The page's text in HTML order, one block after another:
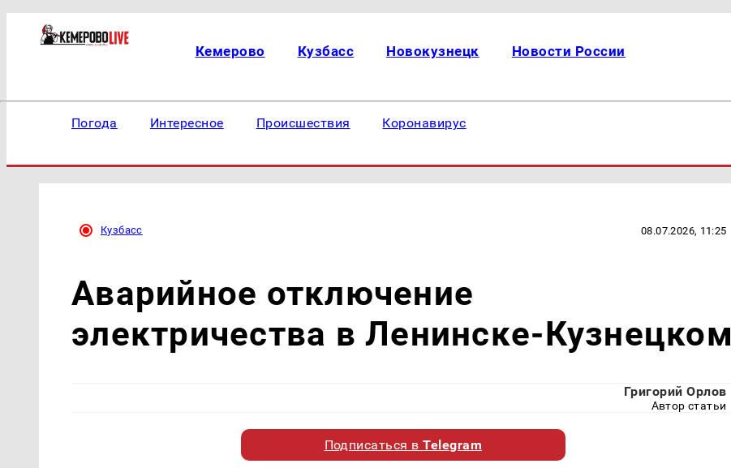
Кемерово Кузбасс Новокузнецк Новости России
Погода Интересное Происшествия Коронавирус
Кузбасс 08.07.2026, 11:25
Аварийное отключение
электричества в Ленинске-Кузнецком
Григорий Орлов
Автор статьи
Подписаться вTelegram